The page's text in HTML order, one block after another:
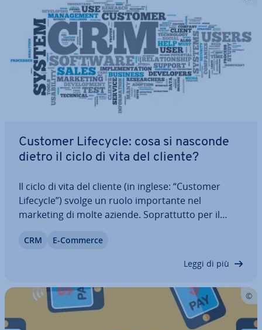
Customer Lifecycle: cosa si nasconde
dietro il ciclo di vita del cliente?
Il ciclo di vita del cliente (in inglese: “Customer
Lifecycle”) svolge un ruolo im­por­tan­te nel
marketing di molte aziende. So­prat­tut­to per il
for­ma­zio­ni det­ta­glia­te sulle relazioni com­mer­cia­li
CRM E-Commerce
Leggi di più